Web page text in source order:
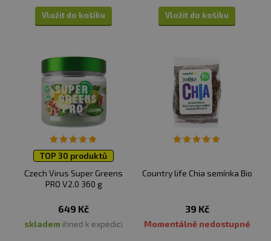
Vložit do košíku Vložit do košíku
TOP 30 produktů
Czech Virus Super Greens
PRO V2.0 360 g
649 Kč
skladem ihned k expedici
Country life Chia semínka Bio
39 Kč
Momentálně nedostupné